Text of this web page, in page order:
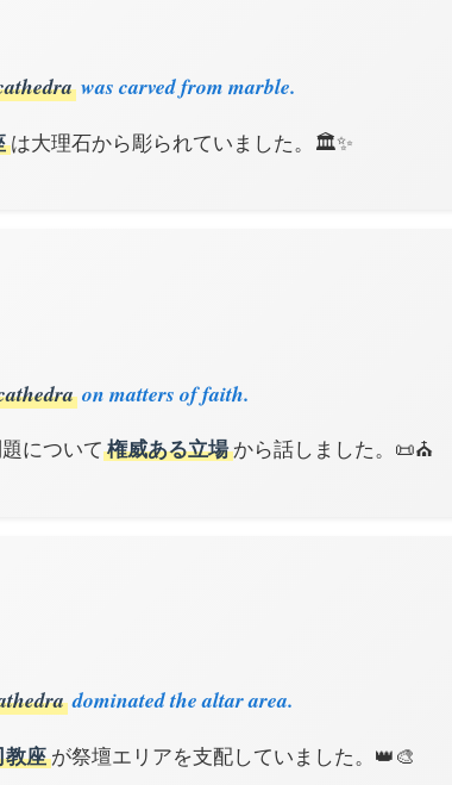
was carved from marble.
は大理石から彫られていました。🏛️✨
on matters of faith.
について 権威ある立場から話しました。📜⛪️
dominated the altar area.
教座が祭壇エリアを支配していました。👑🎨